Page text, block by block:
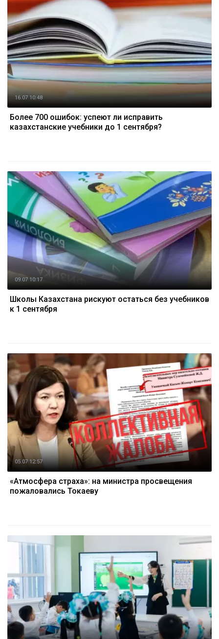
16.07 10:48
Более 700 ошибок: успеют ли исправить
казахстанские учебники до 1 сентября?
09.07 10:17
Школы Казахстана рискуют остаться без учебников
к 1 сентября
05.07 12:57
«Атмосфера страха»: на министра просвещения
пожаловались Токаеву